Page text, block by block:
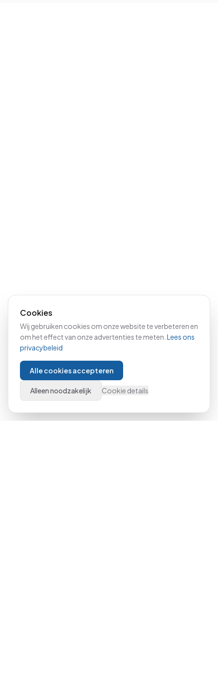
Cookies
Wij gebruiken cookies om onze website te verbeteren en
om het effect van onze advertenties te meten. Lees ons
privacybeleid
Alle cookies accepteren
Alleen noodzakelijk Cookie details